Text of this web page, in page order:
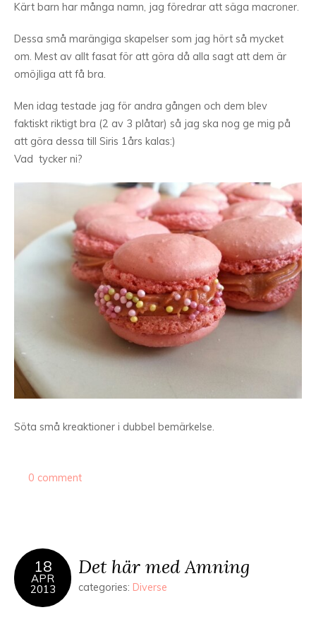
Kärt barn har många namn, jag föredrar att säga macroner.
Dessa små marängiga skapelser som jag hört så mycket
om. Mest av allt fasat för att göra då alla sagt att dem är
omöjliga att få bra.
Men idag testade jag för andra gången och dem blev
faktiskt riktigt bra (2 av 3 plåtar) så jag ska nog ge mig på
att göra dessa till Siris 1års kalas:)
Vad tycker ni?
Söta små kreaktioner i dubbel bemärkelse.
0 comment
18
APR
2013
Det här med Amning
categories: Diverse